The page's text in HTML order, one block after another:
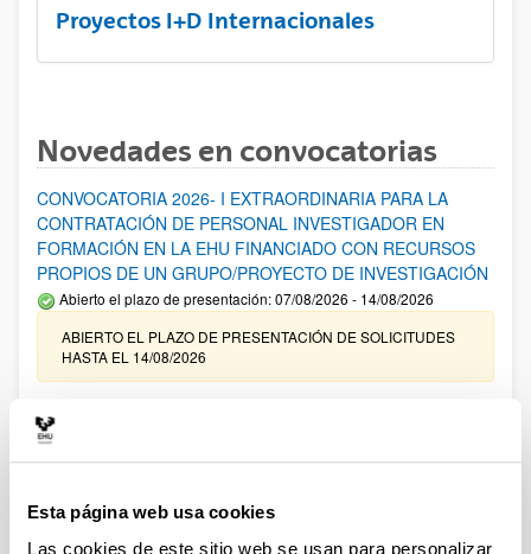
Esta página web usa cookies
Las cookies de este sitio web se usan para personalizar
Proyectos I+D Internacionales
Novedades en convocatorias
CONVOCATORIA 2026- I EXTRAORDINARIA PARA LA
CONTRATACIÓN DE PERSONAL INVESTIGADOR EN
FORMACIÓN EN LA EHU FINANCIADO CON RECURSOS
PROPIOS DE UN GRUPO/PROYECTO DE INVESTIGACIÓN
Abierto el plazo de presentación: 07/08/2026 - 14/08/2026
ABIERTO EL PLAZO DE PRESENTACIÓN DE SOLICITUDES
HASTA EL 14/08/2026
Ayudas para financiación de la adquisición y renovación de
infraestructura científica y fondos bibliográficos en la
UPV/EHU 2026
25/03/2026: Corrección de errores del listado provisional de
solicitudes admitidas y excluidas. 23/03/2026: Relación